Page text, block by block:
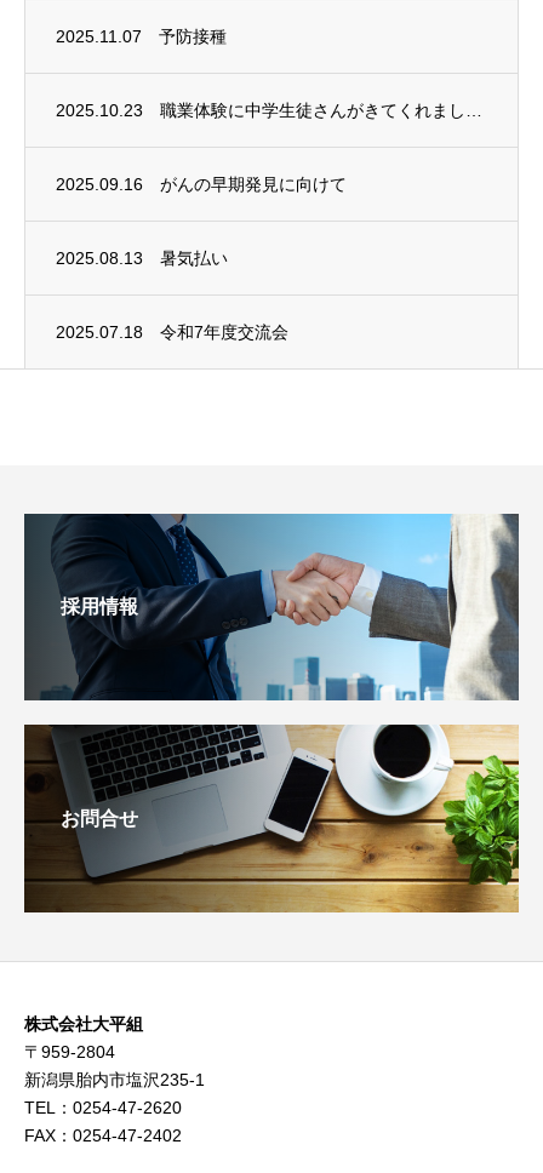
2025.11.07 予防接種
2025.10.23
2025.09.16 がんの早期発見に向けて
2025.08.13 暑気払い
2025.07.18 令和7年度交流会
採用情報
お問合せ
株式会社大平組
〒959-2804
新潟県胎内市塩沢235-1
TEL：0254-47-2620
FAX：0254-47-2402